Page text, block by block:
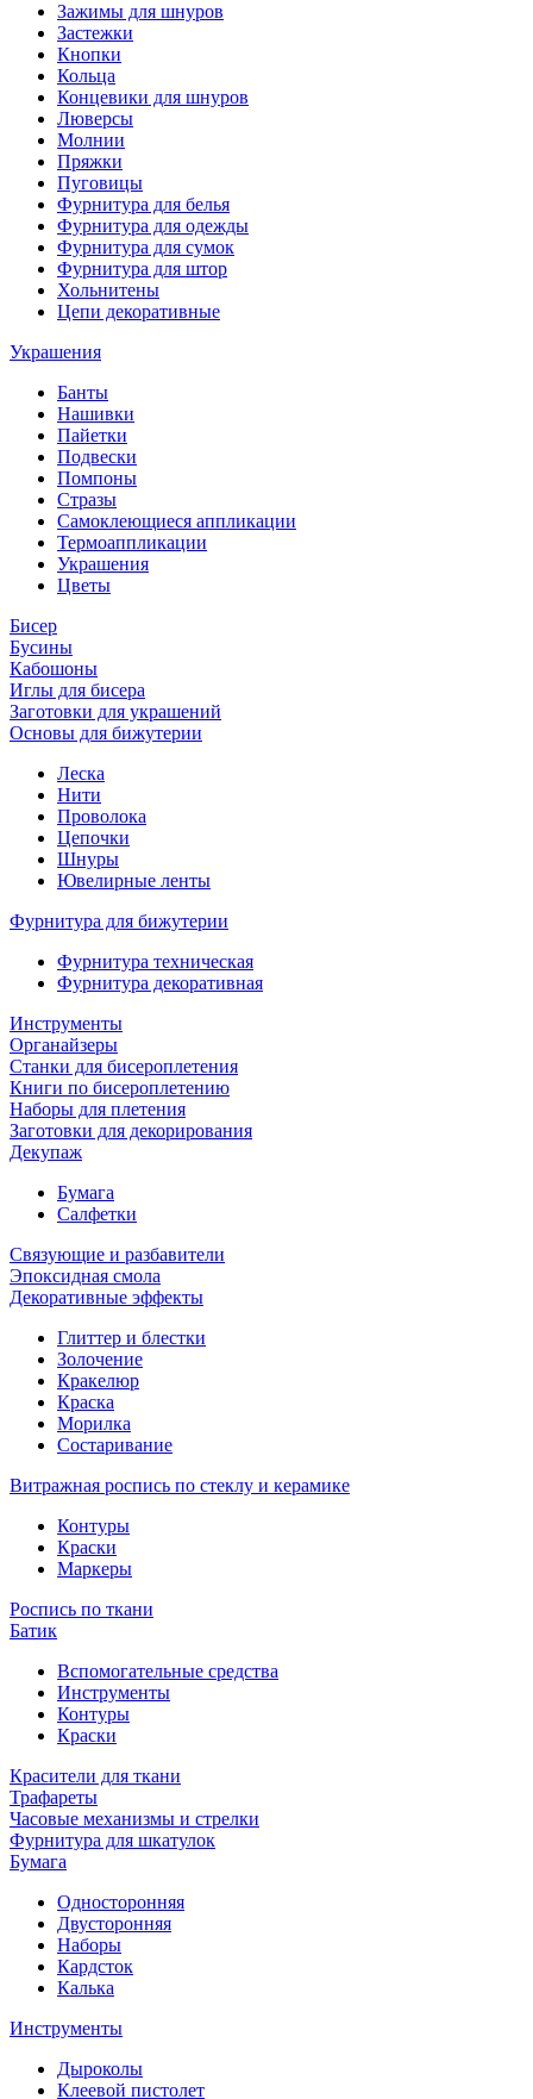
Зажимы для шнуров
Застежки
Кнопки
Кольца
Концевики для шнуров
Люверсы
Молнии
Пряжки
Пуговицы
Фурнитура для белья
Фурнитура для одежды
Фурнитура для сумок
Фурнитура для штор
Хольнитены
Цепи декоративные
Украшения
Банты
Нашивки
Пайетки
Подвески
Помпоны
Стразы
Самоклеющиеся аппликации
Термоаппликации
Украшения
Цветы
Бисер
Бусины
Кабошоны
Иглы для бисера
Заготовки для украшений
Основы для бижутерии
Леска
Нити
Проволока
Цепочки
Шнуры
Ювелирные ленты
Фурнитура для бижутерии
Фурнитура техническая
Фурнитура декоративная
Инструменты
Органайзеры
Станки для бисероплетения
Книги по бисероплетению
Наборы для плетения
Заготовки для декорирования
Декупаж
Бумага
Салфетки
Связующие и разбавители
Эпоксидная смола
Декоративные эффекты
Глиттер и блестки
Золочение
Кракелюр
Краска
Морилка
Состаривание
Витражная роспись по стеклу и керамике
Контуры
Краски
Маркеры
Роспись по ткани
Батик
Вспомогательные средства
Инструменты
Контуры
Краски
Красители для ткани
Трафареты
Часовые механизмы и стрелки
Фурнитура для шкатулок
Бумага
Односторонняя
Двусторонняя
Наборы
Кардсток
Калька
Инструменты
Дыроколы
Клеевой пистолет